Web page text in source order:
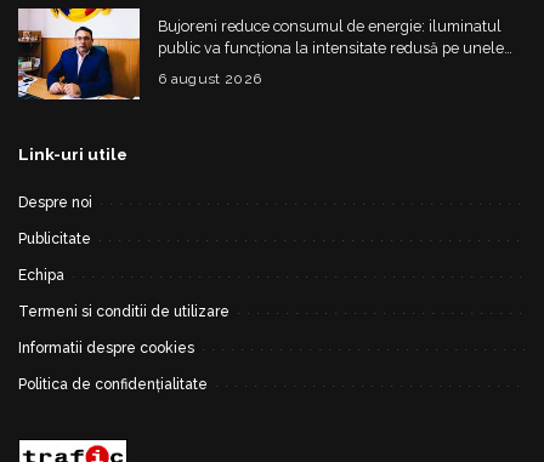
Bujoreni reduce consumul de energie: iluminatul
public va funcționa la intensitate redusă pe unele
străzi
6 august 2026
Link-uri utile
Despre noi
Publicitate
Echipa
Termeni si conditii de utilizare
Informatii despre cookies
Politica de confidențialitate